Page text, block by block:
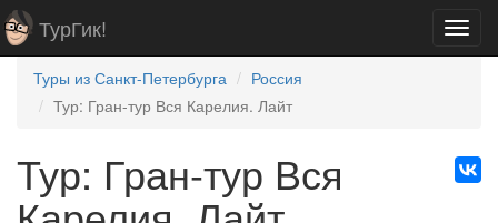
ТурГик!
Туры из Санкт-Петербурга
Россия
Тур: Гран-тур Вся Карелия. Лайт
Тур: Гран-тур Вся